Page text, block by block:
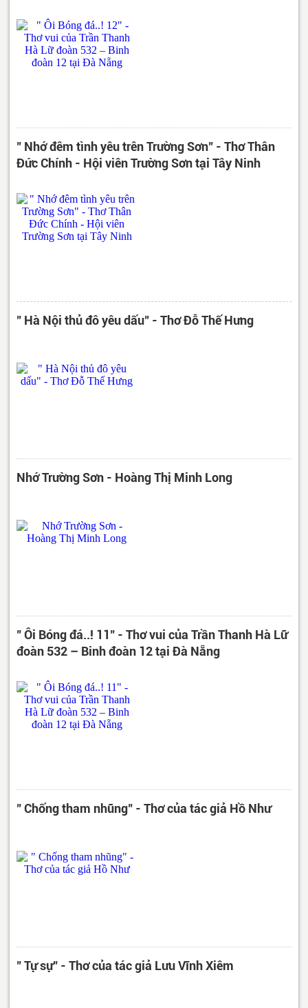
" Nhớ đêm tình yêu trên Trường Sơn" - Thơ Thân
Đức Chính - Hội viên Trường Sơn tại Tây Ninh
" Hà Nội thủ đô yêu dấu" - Thơ Đỗ Thế Hưng
Nhớ Trường Sơn - Hoàng Thị Minh Long
" Ôi Bóng đá..! 11" - Thơ vui của Trần Thanh Hà Lữ
đoàn 532 – Binh đoàn 12 tại Đà Nẵng
" Chống tham nhũng" - Thơ của tác giả Hồ Như
" Tự sự" - Thơ của tác giả Lưu Vĩnh Xiêm